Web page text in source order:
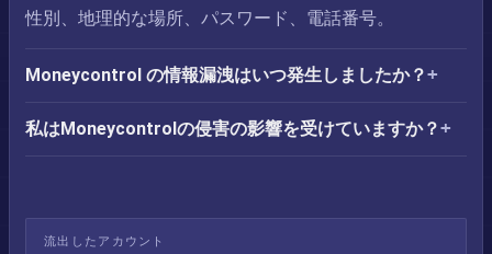
性別、地理的な場所、パスワード、電話番号。
Moneycontrol の情報漏洩はいつ発生しましたか？
私はMoneycontrolの侵害の影響を受けていますか？
流出したアカウント